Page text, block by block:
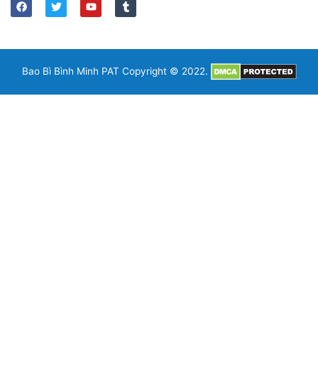
a
c
o
k
w
i
e
o
u
b
u
m
r
Bao Bì Bình Minh PAT Copyright © 2022.